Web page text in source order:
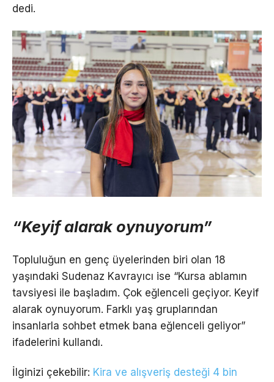
dedi.
“Keyif alarak oynuyorum”
Topluluğun en genç üyelerinden biri olan 18
yaşındaki Sudenaz Kavrayıcı ise “Kursa ablamın
tavsiyesi ile başladım. Çok eğlenceli geçiyor. Keyif
alarak oynuyorum. Farklı yaş gruplarından
insanlarla sohbet etmek bana eğlenceli geliyor”
ifadelerini kullandı.
İlginizi çekebilir: Kira ve alışveriş desteği 4 bin